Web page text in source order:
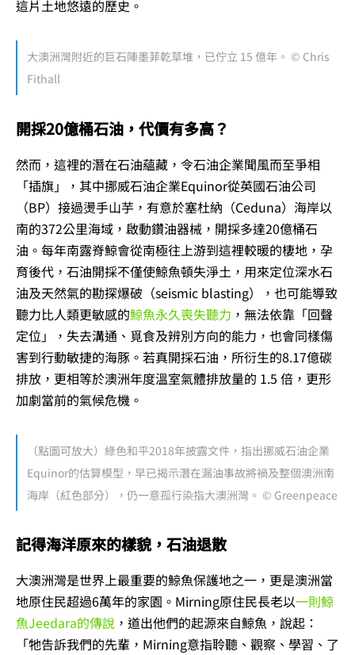
這片土地悠遠的歷史。
大澳洲灣附近的巨石陣墨菲乾草堆，已佇立 15 億年。 © Chris
Fithall
開採20億桶石油，代價有多高？
然而，這裡的潛在石油蘊藏，令石油企業聞風而至爭相
「插旗」，其中挪威石油企業Equinor從英國石油公司
（BP）接過燙手山芋，有意於塞杜納（Ceduna）海岸以
南的372公里海域，啟動鑽油器械，開採多達20億桶石
油。每年南露脊鯨會從南極往上游到這裡較暖的棲地，孕
育後代，石油開採不僅使鯨魚頓失淨土，用來定位深水石
油及天然氣的勘探爆破（seismic blasting），也可能導致
聽力比人類更敏感的鯨魚永久喪失聽力 ，無法依靠「回聲
定位」，失去溝通、覓食及辨別方向的能力，也會同樣傷
害到行動敏捷的海豚。若真開採石油，所衍生的8.17億碳
排放，更相等於澳洲年度溫室氣體排放量的 1.5 倍，更形
加劇當前的氣候危機。
（點圖可放大）綠色和平2018年披露文件，指出挪威石油企業
Equinor的估算模型，早已揭示潛在漏油事故將禍及整個澳洲南
海岸（紅色部分），仍一意孤行染指大澳洲灣。 © Greenpeace
記得海洋原來的樣貌，石油退散
大澳洲灣是世界上最重要的鯨魚保護地之一，更是澳洲當
地原住民超過6萬年的家園。Mirning原住民長老以一則鯨
魚Jeedara的傳說 ，道出他們的起源來自鯨魚，說起：
「牠告訴我們的先輩，Mirning意指聆聽、觀察、學習、了